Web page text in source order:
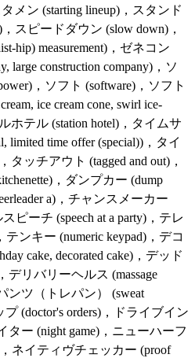
タメン (starting lineup)，スタンド
，スピードダウン (slow down)，
hip) measurement)，ゼネコン
large construction company)，ソ
，ソフト (software)，ソフト
ice cream cone, swirl ice-
ホテル (station hotel)，タイムサ
limited time offer (special))，タイ
タッチアウト (tagged and out)，
，ダンプカー (dump
a)，チャンスメーカー
ピーチ (speech at a party)，テレ
テンキー (numeric keypad)，デコ
cake, decorated cake)，デッド
デリバリーヘルス (massage
ンツ（トレパン） (sweat
(doctor's orders)，ドライブイン
ター (night game)，ニューハーフ
，ネイティヴチェッカー (proof